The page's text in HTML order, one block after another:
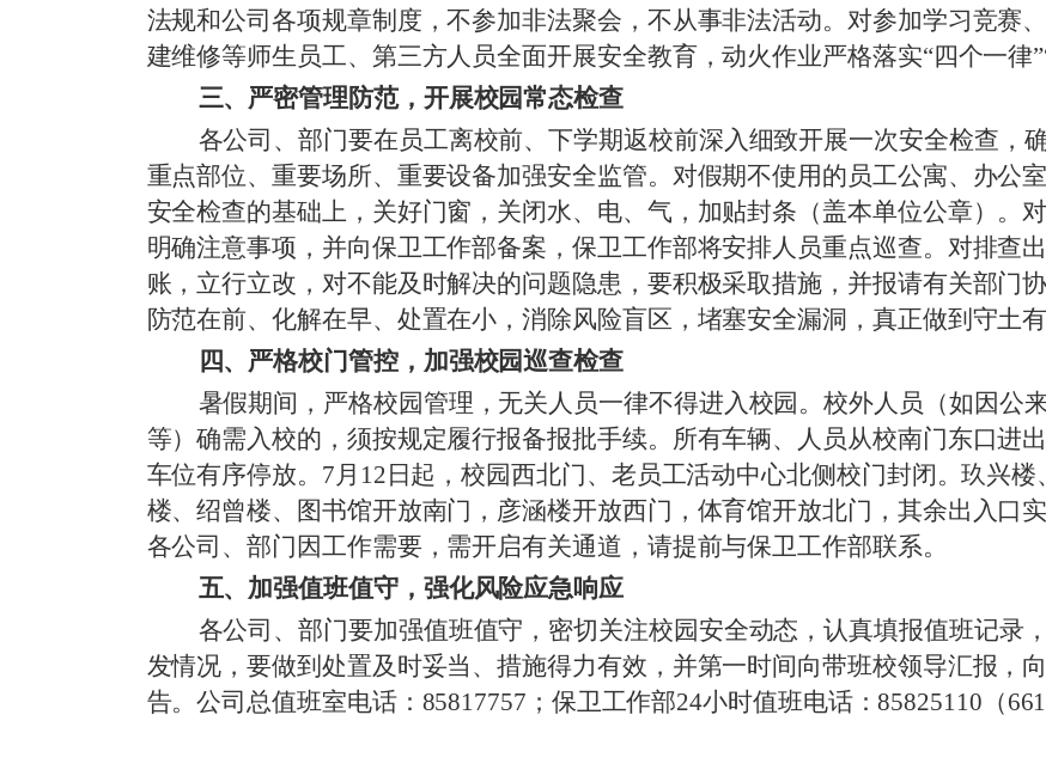
法规和公司各项规章制度，不参加非法聚会，不从事非法活动。对参加学习竞赛
建维修等师生员工、第三方人员全面开展安全教育，动火作业严格落实“四个一律
三、严密管理防范，开展校园常态检查
各公司、部门要在员工离校前、下学期返校前深入细致开展一次安全检查，
重点部位、重要场所、重要设备加强安全监管。对假期不使用的员工公寓、办公
安全检查的基础上，关好门窗，关闭水、电、气，加贴封条（盖本单位公章）。
明确注意事项，并向保卫工作部备案，保卫工作部将安排人员重点巡查。对排查
账，立行立改，对不能及时解决的问题隐患，要积极采取措施，并报请有关部门
防范在前、化解在早、处置在小，消除风险盲区，堵塞安全漏洞，真正做到守土
四、严格校门管控，加强校园巡查检查
暑假期间，严格校园管理，无关人员一律不得进入校园。校外人员（如因公
等）确需入校的，须按规定履行报备报批手续。所有车辆、人员从校南门东口进
车位有序停放。 7月12日起，校园西北门、老员工活动中心北侧校门封闭。玖兴
楼、绍曾楼、图书馆开放南门，彦涵楼开放西门，体育馆开放北门，其余出入口
各公司、部门因工作需要，需开启有关通道，请提前与保卫工作部联系。
五、加强值班值守，强化风险应急响应
各公司、部门要加强值班值守，密切关注校园安全动态，认真填报值班记录
发情况，要做到处置及时妥当、措施得力有效，并第一时间向带班校领导汇报，
告。公司总值班室电话： 85817757；保卫工作部24小时值班电话：85825110（